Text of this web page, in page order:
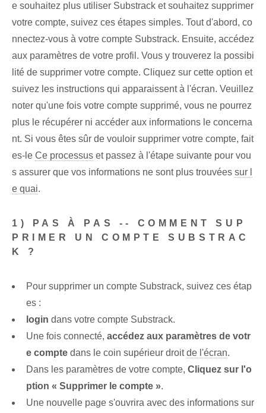
e souhaitez plus utiliser Substrack et souhaitez supprimer
votre compte, suivez ces étapes simples. Tout d'abord, co
nnectez-vous à votre compte Substrack. Ensuite, accédez
aux paramètres de votre profil. Vous y trouverez la possibi
lité de supprimer votre compte. Cliquez sur cette option et
suivez les instructions qui apparaissent à l'écran. Veuillez
noter qu'une fois votre compte supprimé, vous ne pourrez
plus le récupérer ni accéder aux informations le concerna
nt. Si vous êtes sûr de vouloir supprimer votre compte, fait
es-le Ce processus et passez à l'étape suivante pour vou
s assurer que vos informations ne sont plus trouvées sur l
e quai.
1) PAS À PAS -- COMMENT SUP
PRIMER UN COMPTE SUBSTRAC
K ?
Pour supprimer un compte Substrack, suivez ces étap
es :
login dans votre compte Substrack.
Une fois connecté, accédez aux paramètres de votr
e compte dans le coin supérieur droitde l'écran.
Dans les paramètres de votre compte, Cliquez sur l'o
ption « Supprimer le compte ».
Une nouvelle page s'ouvrira avec des informations sur